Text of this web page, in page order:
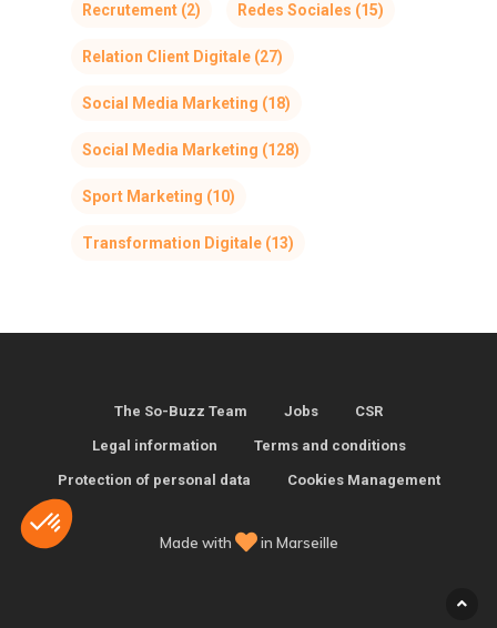
Recrutement (2) Redes Sociales (15)
Relation Client Digitale (27)
Social Media Marketing (18)
Social Media Marketing (128)
Sport Marketing (10)
Transformation Digitale (13)
The So-Buzz Team Jobs CSR
Legal information Terms and conditions
Protection of personal data Cookies Management
Made with in Marseille